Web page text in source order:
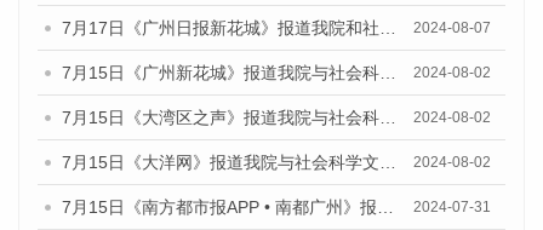
7月17日《广州日报新花城》报道我院和社会科学文献出版社联合发布《广州蓝皮书：广州数字经济发展报告（2024）》的媒体文章 2024-08-07
7月15日《广州新花城》报道我院与社会科学文献出版社联合发布《广州蓝皮书：广州社会发展报告(2024)》的媒体文章 2024-08-02
7月15日《大湾区之声》报道我院与社会科学文献出版社联合发布《广州蓝皮书：广州社会发展报告(2024)》的媒体文章 2024-08-02
7月15日《大洋网》报道我院与社会科学文献出版社联合发布《广州蓝皮书：广州社会发展报告(2024)》的媒体文章 2024-08-02
7月15日《南方都市报APP • 南都广州》报道我院与社会科学文献出版社联合发布《广州蓝皮书：广州社会发展报告(2024)》的媒体文章 2024-07-31